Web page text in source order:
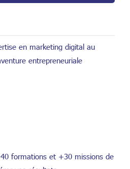
en marketing digital au
entrepreneuriale
formations et +30 missions de